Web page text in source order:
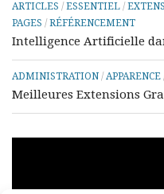
ARTICLES / ESSENTIEL /
PAGES / RÉFÉRENCEMENT
Intelligence Artificielle
ADMINISTRATION / APPARENCE
Meilleures Extensions